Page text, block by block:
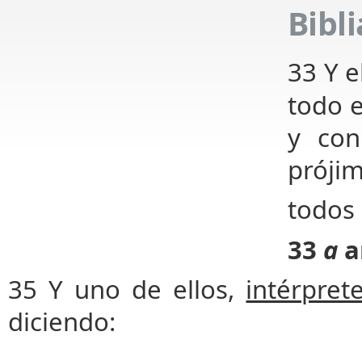
33 Y
todo
y
33 a
35 Y uno de ellos,
diciendo: